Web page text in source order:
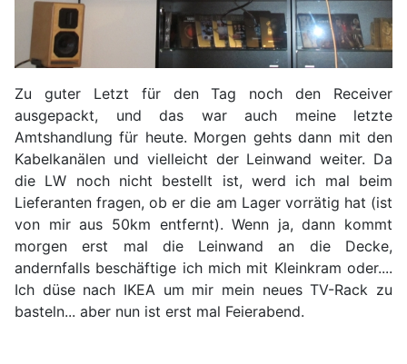
Zu guter Letzt für den Tag noch den Receiver
ausgepackt, und das war auch meine letzte
Amtshandlung für heute. Morgen gehts dann mit den
Kabelkanälen und vielleicht der Leinwand weiter. Da
die LW noch nicht bestellt ist, werd ich mal beim
Lieferanten fragen, ob er die am Lager vorrätig hat (ist
von mir aus 50km entfernt). Wenn ja, dann kommt
morgen erst mal die Leinwand an die Decke,
andernfalls beschäftige ich mich mit Kleinkram oder....
Ich düse nach IKEA um mir mein neues TV-Rack zu
basteln... aber nun ist erst mal Feierabend.